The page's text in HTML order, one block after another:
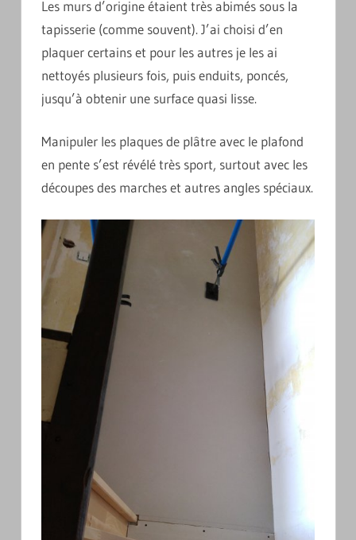
Les murs d’origine étaient très abimés sous la
tapisserie (comme souvent). J’ai choisi d’en
plaquer certains et pour les autres je les ai
nettoyés plusieurs fois, puis enduits, poncés,
jusqu’à obtenir une surface quasi lisse.
Manipuler les plaques de plâtre avec le plafond
en pente s’est révélé très sport, surtout avec les
découpes des marches et autres angles spéciaux.